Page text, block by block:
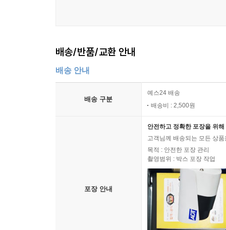
배송/반품/교환 안내
배송 안내
배송 구분
예스24 배송
배송비 : 2,500원
포장 안내
안전하고 정확한 포장을 위
고객님께 배송되는 모든 상
목적 : 안전한 포장 관리
촬영범위 : 박스 포장 작업